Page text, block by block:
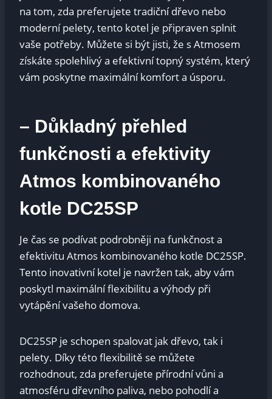
na tom, zda preferujete tradiční dřevo nebo
moderní pelety, tento kotel je připraven splnit
vaše potřeby. Můžete si být jisti, že s Atmosem
získáte spolehlivý a efektivní topný systém, který
vám poskytne maximální komfort a úsporu.
– Důkladný přehled
funkčnosti a efektivity
Atmos kombinovaného
kotle DC25SP
Je čas se podívat podrobněji na funkčnost a
efektivitu Atmos kombinovaného kotle DC25SP.
Tento inovativní kotel je navržen tak, aby vám
poskytl maximální flexibilitu a výhody při
vytápění vašeho domova.
DC25SP je schopen spalovat jak dřevo, tak i
pelety. Díky této flexibilitě se můžete
rozhodnout, zda preferujete přírodní vůni a
atmosféru dřevního paliva, nebo pohodlí a